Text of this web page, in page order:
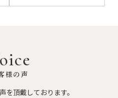
様の声
を頂戴しております。